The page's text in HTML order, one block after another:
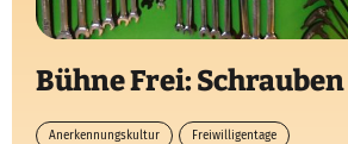
Bühne Frei:
Anerkennungskultur Freiwilligentage